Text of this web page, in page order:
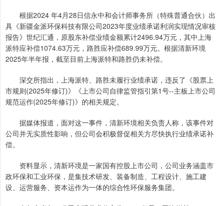
根据2024 年4月28日信永中和会计师事务所（特殊普通合伙）出
具《新疆金派环保科技有限公司2023年度业绩承诺利润实现情况审核
报告》世纪汇通，原股东补偿业绩金额累计2496.94万元，其中上海
派特应补偿1074.63万元，路胜应补偿689.99万元。根据清新环境
2025年半年报，截至目前上海派特和路胜仍未补偿。
深交所指出，上海派特、路胜未履行业绩承诺，违反了《股票上
市规则(2025年修订)》《上市公司自律监管指引第1号--主板上市公司
规范运作(2025年修订)》的相关规定。
据媒体报道，面对这一事件，清新环境相关负责人称，该事件对
公司并无实质性影响，但公司会积极督促相关方尽快执行业绩承诺补
偿。
资料显示，清新环境是一家国有控股上市公司，公司业务涵盖市
政环保和工业环保，是集技术研发、装备制造、工程设计、施工建
设、运营服务、资本运作为一体的综合性环保服务集团。